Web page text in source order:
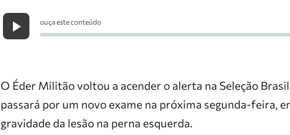
ouça este conteúdo
O Éder Militão voltou a acender o alerta na Seleção
passará por um novo exame na próxima segunda-feira,
gravidade da lesão na perna esquerda.